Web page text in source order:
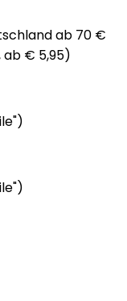
ab 70 €
€ 5,95)